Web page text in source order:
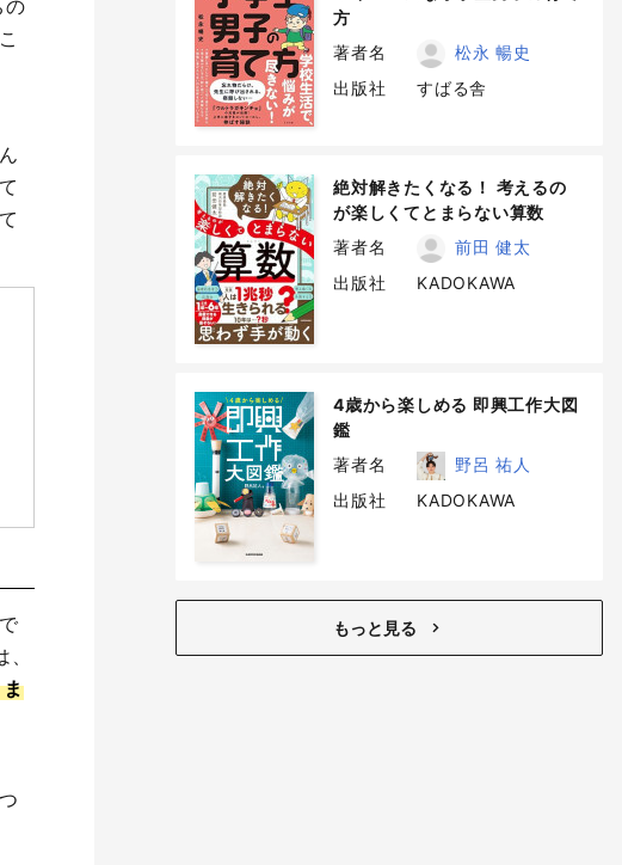
の
方
著者名
松永 暢史
出版社
すばる舎
絶対解きたくなる！ 考えるの
が楽しくてとまらない算数
著者名
前田 健太
出版社
KADOKAWA
4歳から楽しめる 即興工作大図
鑑
著者名
野呂 祐人
出版社
KADOKAWA
もっと見る